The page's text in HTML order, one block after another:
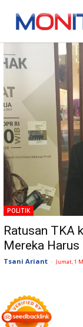
Tag: TKA
POLITIK
Ratusan TKA
Mereka
Tsani Ariant - Jumat, 1